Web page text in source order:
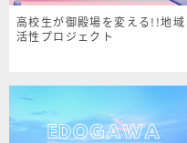
高校生が御殿場を変える!!地域
活性プロジェクト